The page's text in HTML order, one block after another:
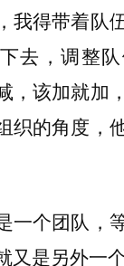
我得带着队
去，调整
，该加就加
织的角度，
一个团队，
又是另外一个